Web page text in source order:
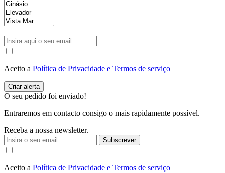
Aceito a Política de Privacidade e Termos de serviço
O seu pedido foi enviado!
Entraremos em contacto consigo o mais rapidamente possível.
Receba a nossa newsletter.
Subscrever
Aceito a Política de Privacidade e Termos de serviço